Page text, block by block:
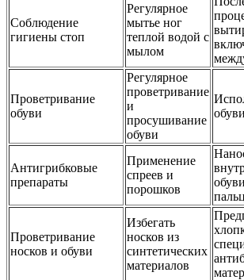
Соблюдение
гигиены стоп
Регулярное
мытье ног
теплой водой с
мылом
Проветривание
обуви
Регулярное
проветривание
и
просушивание
обуви
Антигрибковые
препараты
Применение
спреев и
порошков
Проветривание
носков и обуви
Избегать
носков из
синтетических
материалов